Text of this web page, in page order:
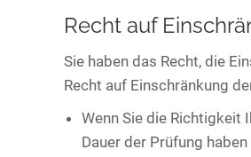
Recht auf
Sie haben das Recht, die
Recht auf Einschränkung
Wenn Sie die Richtigkeit
Dauer der Prüfung